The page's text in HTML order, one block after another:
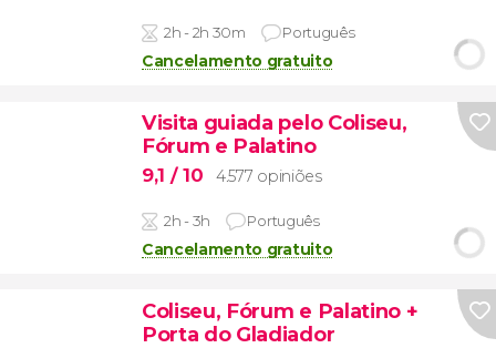
2h - 2h 30m Português
Cancelamento gratuito
Visita guiada pelo Coliseu,
Fórum e Palatino
9,1 / 10 4.577 opiniões
2h - 3h Português
Cancelamento gratuito
Coliseu, Fórum e Palatino +
Porta do Gladiador